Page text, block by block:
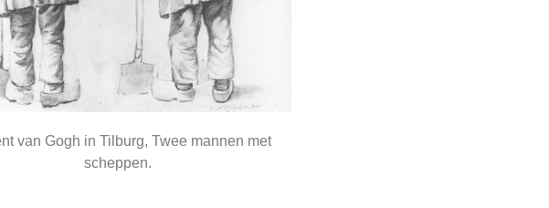
van Gogh in Tilburg, Twee mannen met
scheppen.